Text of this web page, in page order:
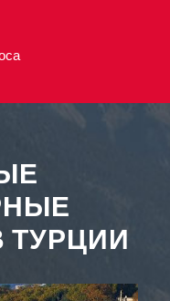
ТУРЦИИ